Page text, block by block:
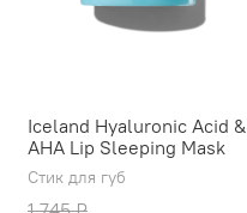
Iceland Hyaluronic Acid &
AHA Lip Sleeping Mask
Стик для губ